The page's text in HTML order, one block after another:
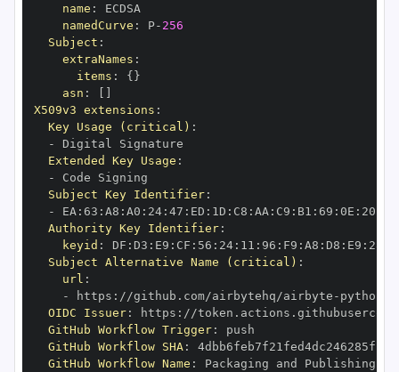
name :
namedCurve : P- 256
Subject :
extraNames :
items : { }
asn :
X509v3 extensions :
Key Usage (critical) :
-
Extended Key Usage :
-
Subject Key Identifier:
-
EA : 63 : A8 : A0 : 24: 47 : ED : 1D : C8 : AA : C9 : B1 : 69 : 0E : 20
Authority Key Identifier:
keyid : DF : D3 : E9 : CF : 56 : 24: 11 : 96 : F9 : A8 : D8 : E9 : 28
Subject Alternative Name (critical) :
url :
-
https : //github.com/airbytehq/airbyte - python
OIDC Issuer: https :
GitHub Workflow Trigger:
GitHub Workflow SHA:
GitHub Workflow Name :